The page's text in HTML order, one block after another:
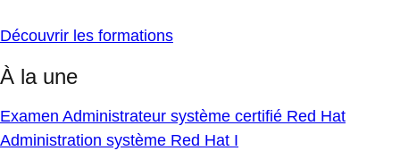
Découvrir les formations
À la une
Examen Administrateur système certifié Red Hat
Administration système Red Hat I